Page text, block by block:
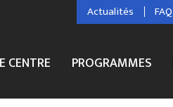
Actualités FAQ
CENTRE PROGRAMMES